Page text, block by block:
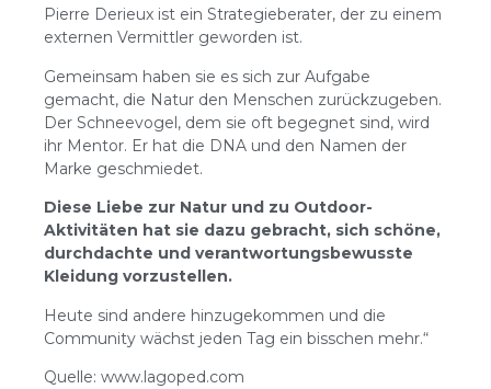
Pierre Derieux ist ein Strategieberater, der zu einem
externen Vermittler geworden ist.
Gemeinsam haben sie es sich zur Aufgabe
gemacht, die Natur den Menschen zurückzugeben.
Der Schneevogel, dem sie oft begegnet sind, wird
ihr Mentor. Er hat die DNA und den Namen der
Marke geschmiedet.
Diese Liebe zur Natur und zu Outdoor-
Aktivitäten hat sie dazu gebracht, sich schöne,
durchdachte und verantwortungsbewusste
Kleidung vorzustellen.
Heute sind andere hinzugekommen und die
Community wächst jeden Tag ein bisschen mehr.“
Quelle: www.lagoped.com